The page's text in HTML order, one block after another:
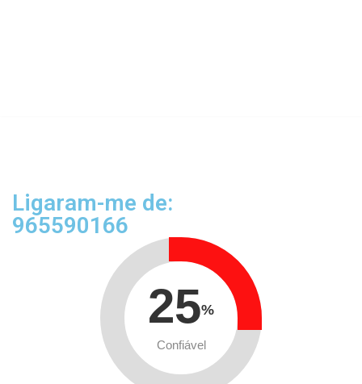
Ligaram-me de:
965590166
25%
Confiável